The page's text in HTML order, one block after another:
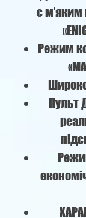
c м’яким
Режим
Пульт